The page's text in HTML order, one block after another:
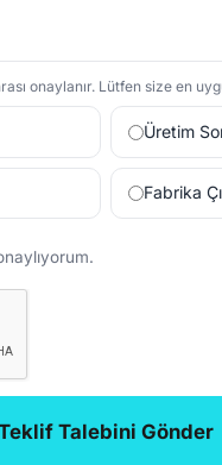
onaylanır. Lütfen size en
Üretim
Fabrika
Talebini Gönder